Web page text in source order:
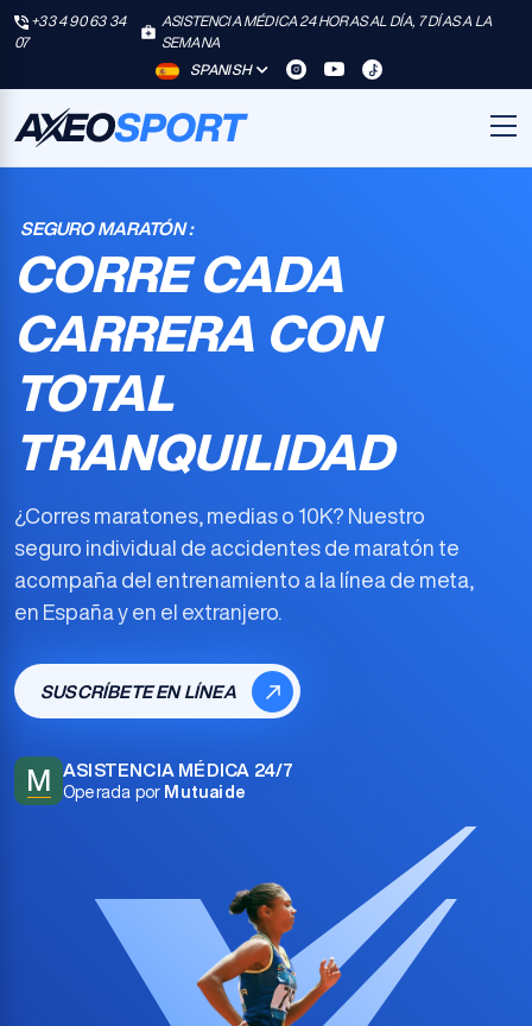
+33 4 90 63 34
07
ASISTENCIA MÉDICA 24 HORAS AL DÍA, 7 DÍAS A LA
SEMANA
SPANISH
SEGURO MARATÓN :
CORRE CADA
CARRERA CON
TOTAL
TRANQUILIDAD
¿Corres maratones, medias o 10K? Nuestro
seguro individual de accidentes de maratón te
acompaña del entrenamiento a la línea de meta,
en España y en el extranjero.
SUSCRÍBETE EN LÍNEA
M ASISTENCIA MÉDICA 24/7
Operada por Mutuaide